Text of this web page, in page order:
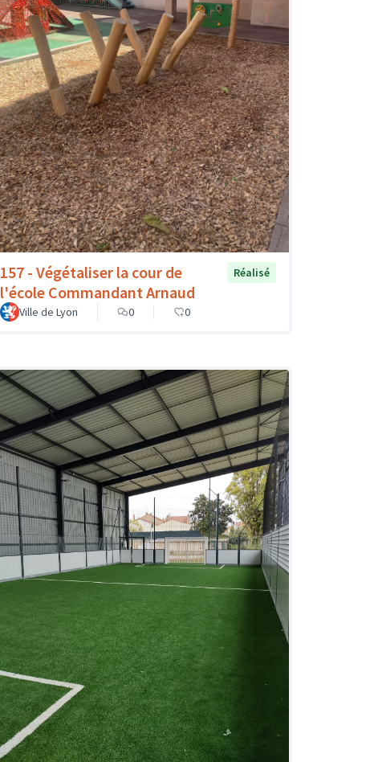
157 - Végétaliser la cour de
l'école Commandant Arnaud
Réalisé
Ville de Lyon 0 0